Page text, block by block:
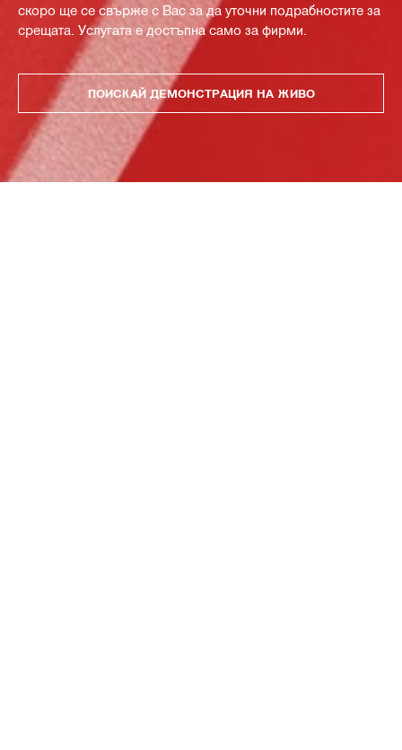
скоро ще се свърже с Вас за да уточни подрабностите за
срещата. Услугата е достъпна само за фирми.
ПОИСКАЙ ДЕМОНСТРАЦИЯ НА ЖИВО